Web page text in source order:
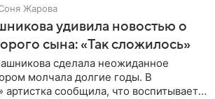
Жарова
удивила новостью о
сына: «Так сложилось»
сделала неожиданное
молчала долгие годы. В
артистка сообщила, что воспитывает